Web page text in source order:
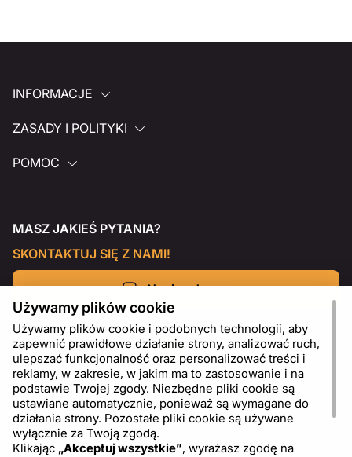
INFORMACJE
ZASADY I POLITYKI
POMOC
MASZ JAKIEŚ PYTANIA?
SKONTAKTUJ SIĘ Z NAMI!
Napisz do nas
Używamy plików cookie
Używamy plików cookie i podobnych technologii, aby
zapewnić prawidłowe działanie strony, analizować ruch,
ulepszać funkcjonalność oraz personalizować treści i
reklamy, w zakresie, w jakim ma to zastosowanie i na
podstawie Twojej zgody. Niezbędne pliki cookie są
ustawiane automatycznie, ponieważ są wymagane do
działania strony. Pozostałe pliki cookie są używane
wyłącznie za Twoją zgodą.
Klikając „Akceptuj wszystkie”, wyrażasz zgodę na